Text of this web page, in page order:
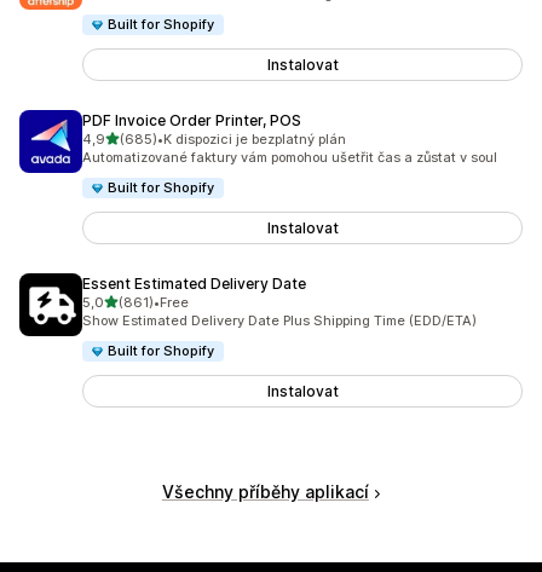
Built for Shopify
Instalovat
PDF Invoice Order Printer, POS
4,9z 5 hvězd
(685)
Celkový počet recenzí: 685
•K dispozici je bezplatný plán
Automatizované faktury vám pomohou ušetřit čas a zůstat v soul
Built for Shopify
Instalovat
Essent Estimated Delivery Date
5,0z 5 hvězd
(861)
Celkový počet recenzí: 861
•Free
Show Estimated Delivery Date Plus Shipping Time (EDD/ETA)
Built for Shopify
Instalovat
Všechny příběhy aplikací